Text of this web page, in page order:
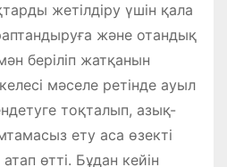
жетілдіру үшін қала
және отандық
беріліп жатқанын
мәселе ретінде ауыл
тоқталып, азық-
ету аса өзекті
атап өтті. Бұдан кейін